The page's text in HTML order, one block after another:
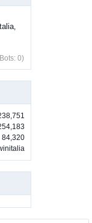
,
0)
84,320